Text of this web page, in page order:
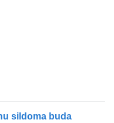
sildoma buda